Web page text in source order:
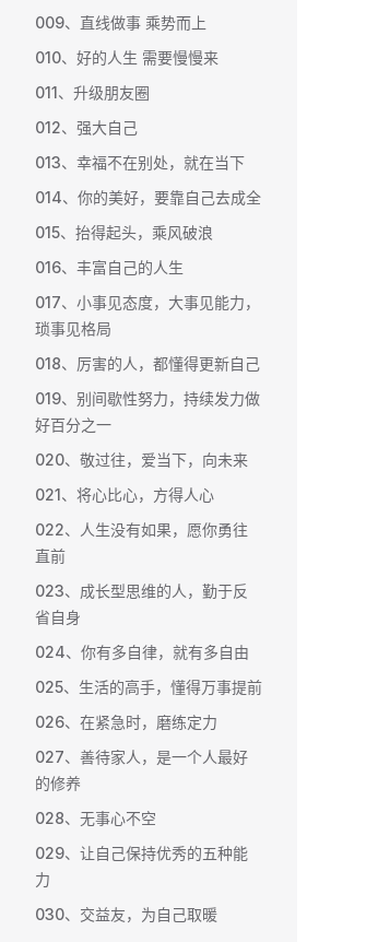
009、直线做事 乘势而上
010、好的人生 需要慢慢来
011、升级朋友圈
012、强大自己
013、幸福不在别处，就在当下
014、你的美好，要靠自己去成全
015、抬得起头，乘风破浪
016、丰富自己的人生
017、小事见态度，大事见能力，
琐事见格局
018、厉害的人，都懂得更新自己
019、别间歇性努力，持续发力做
好百分之一
020、敬过往，爱当下，向未来
021、将心比心，方得人心
022、人生没有如果，愿你勇往
直前
023、成长型思维的人，勤于反
省自身
024、你有多自律，就有多自由
025、生活的高手，懂得万事提前
026、在紧急时，磨练定力
027、善待家人，是一个人最好
的修养
028、无事心不空
029、让自己保持优秀的五种能
力
030、交益友，为自己取暖